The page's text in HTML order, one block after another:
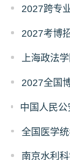
2027考博
上海政法
2027全国